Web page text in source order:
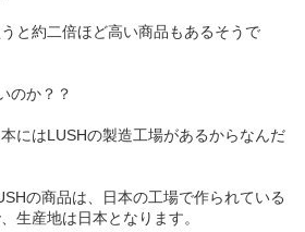
と約二倍ほど高い商品もあるそうで
のか？？
にはLUSHの製造工場があるからなんだ
の商品は、日本の工場で作られている
生産地は日本となります。